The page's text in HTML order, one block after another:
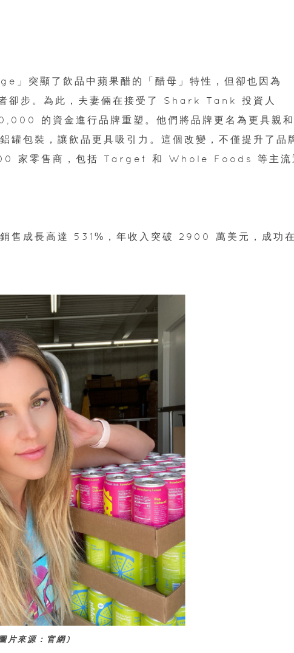
突顯了飲品中蘋果醋的「醋母」特性，但卻也因為
者卻步。為此，夫妻倆在接受了 Shark Tank 投資人
的資金進行品牌重塑。他們將品牌更名為更具親和
罐包裝，讓飲品更具吸引力。這個改變，不僅提升了品
家零售商，包括 Target 和 Whole Foods 等主流
成長高達 531%，年收入突破 2900 萬美元，成功在
來源：官網)